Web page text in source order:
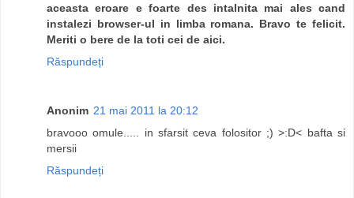
aceasta eroare e foarte des intalnita mai ales cand
instalezi browser-ul in limba romana. Bravo te felicit.
Meriti o bere de la toti cei de aici.
Răspundeți
Anonim 21 mai 2011 la 20:12
bravooo omule..... in sfarsit ceva folositor ;) >:D< bafta si
mersii
Răspundeți